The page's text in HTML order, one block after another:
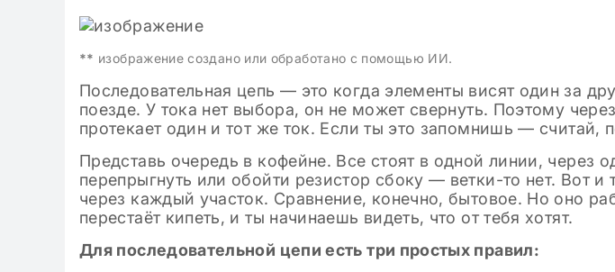
** изображение создано или обработано с помощью ИИ.
Последовательная цепь — это когда элементы висят один за
поезде. У тока нет выбора, он не может свернуть. Поэтому
протекает один и тот же ток. Если ты это запомнишь — считай,
Представь очередь в кофейне. Все стоят в одной линии, через
перепрыгнуть или обойти резистор сбоку — ветки-то нет. Вот и
через каждый участок. Сравнение, конечно, бытовое. Но оно
перестаёт кипеть, и ты начинаешь видеть, что от тебя хотят.
Для последовательной цепи есть три простых правил: